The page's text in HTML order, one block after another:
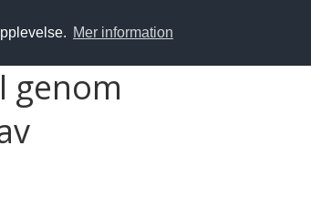
Mer information
genom